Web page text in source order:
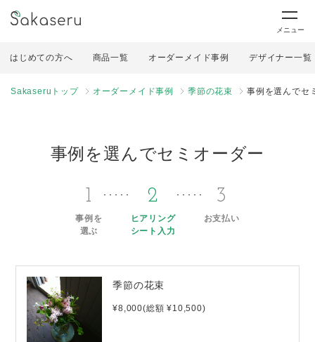
メニュー
はじめての方へ 商品一覧 オーダーメイド事例 デザイナー一覧
Sakaseruトップ オーダーメイド事例 季節の花束 事例を選んでセ
事例を選んでセミオーダー
1
事例を
選ぶ
2
ヒアリング
シート入力
3
お支払い
季節の花束
¥8,000(総額 ¥10,500)